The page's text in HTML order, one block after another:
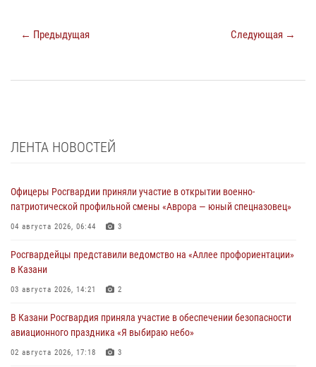
← Предыдущая Следующая →
ЛЕНТА НОВОСТЕЙ
Офицеры Росгвардии приняли участие в открытии военно-
патриотической профильной смены «Аврора — юный спецназовец»
04 августа 2026, 06:44 3
Росгвардейцы представили ведомство на «Аллее профориентации»
в Казани
03 августа 2026, 14:21 2
В Казани Росгвардия приняла участие в обеспечении безопасности
авиационного праздника «Я выбираю небо»
02 августа 2026, 17:18 3